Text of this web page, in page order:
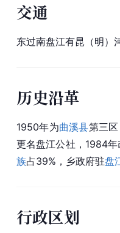
交通
东过南盘江有昆（明）
历史沿革
1950年为曲溪县第三
更名盘江公社，1984年
族占39%，乡政府驻盘
行政区划